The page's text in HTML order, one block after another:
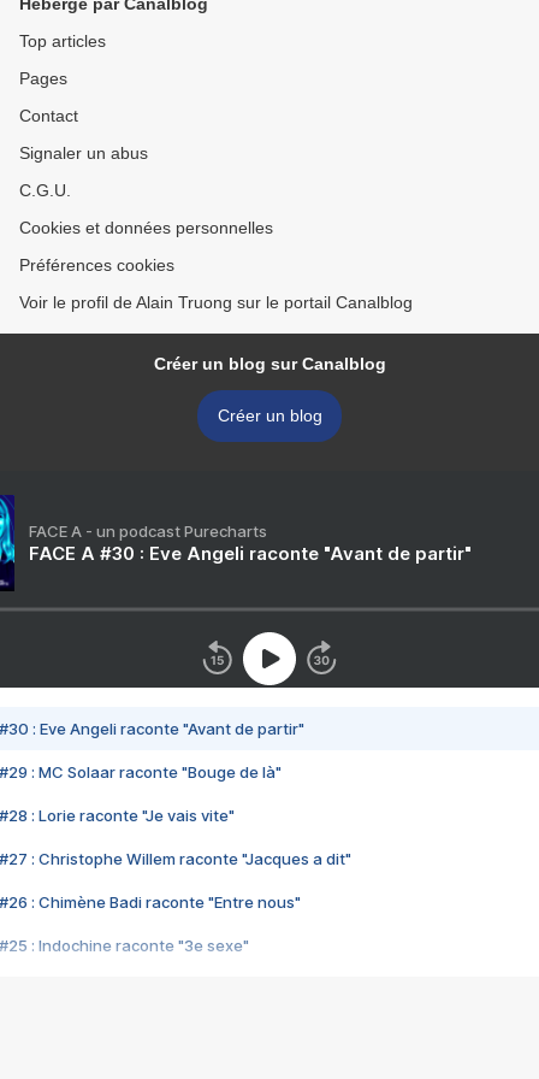
Top articles
Pages
Contact
Signaler un abus
C.G.U.
Cookies et données personnelles
Préférences cookies
Voir le profil de Alain Truong sur le portail Canalblog
Créer un blog sur Canalblog
Créer un blog
FACE A - un podcast Purecharts
FACE A #30 : Eve Angeli raconte "Avant de partir"
#30 : Eve Angeli raconte "Avant de partir"
#29 : MC Solaar raconte "Bouge de là"
#28 : Lorie raconte "Je vais vite"
#27 : Christophe Willem raconte "Jacques a dit"
#26 : Chimène Badi raconte "Entre nous"
#25 : Indochine raconte "3e sexe"